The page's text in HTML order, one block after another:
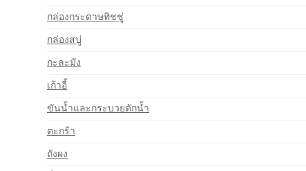
กล่องกระดาษทิชชู่
กล่องสบู่
กะละมัง
เก้าอี้
ขันน้ำและกระบวยตักน้ำ
ตะกร้า
ถังผง